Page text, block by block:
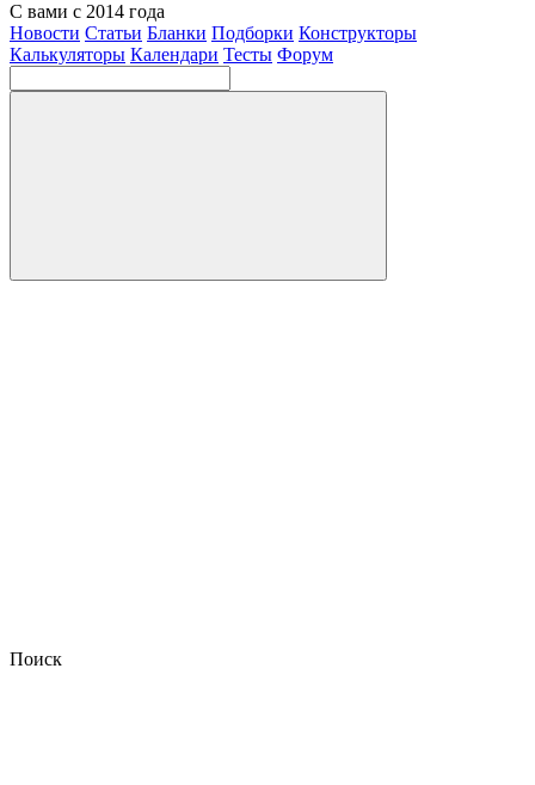
С вами с 2014 года
Новости Статьи Бланки Подборки Конструкторы
Калькуляторы Календари Тесты Форум
Поиск